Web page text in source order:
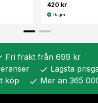
420 kr
I lager
Fri frakt från 699 kr
check Lägsta
köp check Mer än 365